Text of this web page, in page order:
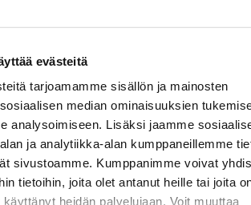
evästeitä
tarjoamamme sisällön ja mainosten
median ominaisuuksien
analysoimiseen. Lisäksi jaamme
ja analytiikka-alan kumppaneillemme
sivustoamme. Kumppanimme voivat
tietoihin, joita olet antanut heille tai joita
heidän palvelujaan. Voit muuttaa